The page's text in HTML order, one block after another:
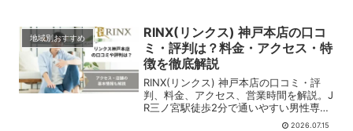
地域別おすすめ
RINX(リンクス) 神戸本店の口コ
ミ・評判は？料金・アクセス・特
徴を徹底解説
RINX(リンクス) 神戸本店の口コミ・評
判、料金、アクセス、営業時間を解説。J
R三ノ宮駅徒歩2分で通いやすい男性専門
脱毛サロンの料金やキャンペーンなどの
2026.07.15